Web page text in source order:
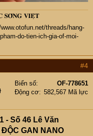
𝐒𝐎̂́𝐍𝐆 𝐕𝐈𝐄̣̂𝐓
threads/hang-
do-tien-ich-gia-of-moi-
#4
Biển số
OF-778651
Động cơ
582,567 Mã lực
- Số 46 Lê Văn
GAN NANO